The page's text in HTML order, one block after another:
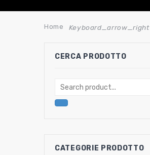
Home Keyboard_arrow_right
CERCA PRODOTTO
CATEGORIE PRODOTTO